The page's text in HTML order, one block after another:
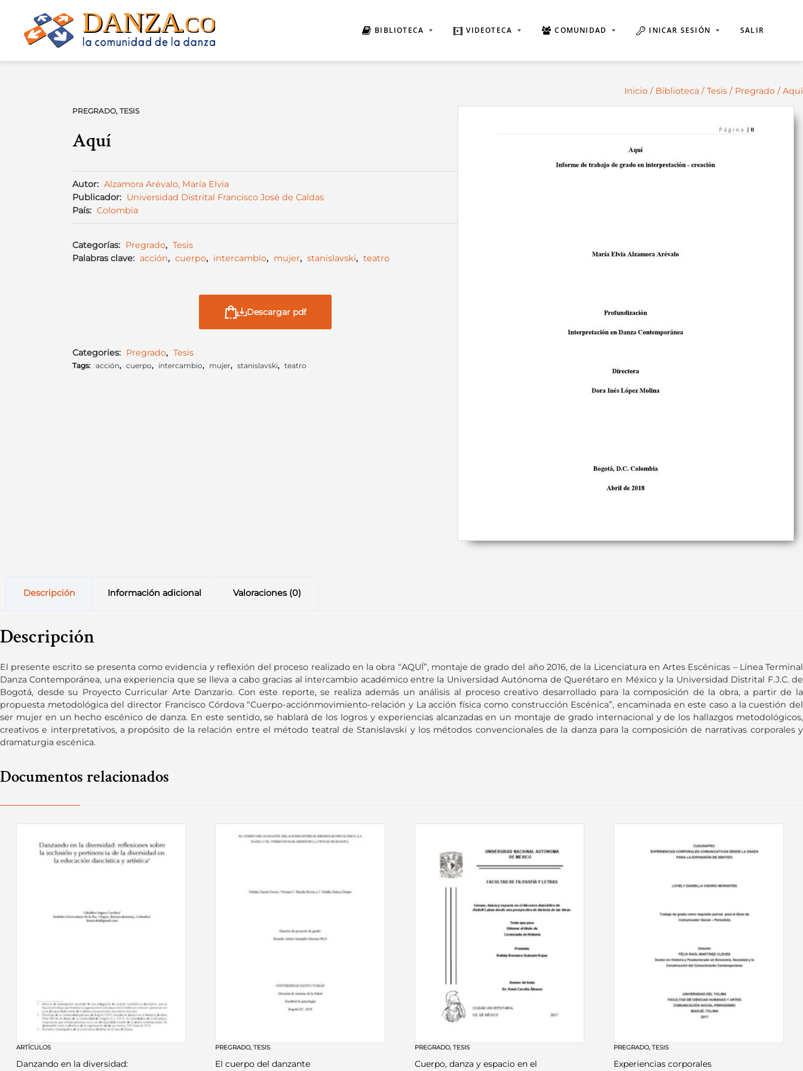
content
BIBLIOTECA VIDEOTECA COMUNIDAD INICAR SESIÓN SALIR
Inicio / Biblioteca /Tesis / Pregrado / Aquí
PREGRADO, TESIS
Aquí
Autor: Alzamora Arévalo, María Elvia
Publicador: Universidad Distrital Francisco José de Caldas
País: Colombia
Categorías: Pregrado, Tesis
Palabras clave: acción, cuerpo, intercambio, mujer, stanislavski, teatro
Descargar pdf
Categories: Pregrado, Tesis
Tags: acción, cuerpo, intercambio, mujer, stanislavski, teatro
Descripción Información adicional Valoraciones (0)
Descripción
El presente escrito se presenta como evidencia y reflexión del proceso realizado en la obra “AQUÍ”, montaje de grado del año 2016, de la Licenciatura en Artes Escénicas – Línea Terminal
Danza Contemporánea, una experiencia que se lleva a cabo gracias al intercambio académico entre la Universidad Autónoma de Querétaro en México y la Universidad Distrital F.J.C. de
Bogotá, desde su Proyecto Curricular Arte Danzario. Con este reporte, se realiza además un análisis al proceso creativo desarrollado para la composición de la obra, a partir de la
propuesta metodológica del director Francisco Córdova “Cuerpo-acciónmovimiento-relación y La acción física como construcción Escénica”, encaminada en este caso a la cuestión del
ser mujer en un hecho escénico de danza. En este sentido, se hablará de los logros y experiencias alcanzadas en un montaje de grado internacional y de los hallazgos metodológicos,
creativos e interpretativos, a propósito de la relación entre el método teatral de Stanislavski y los métodos convencionales de la danza para la composición de narrativas corporales y
dramaturgia escénica.
Documentos relacionados
ARTÍCULOS
Danzando en la diversidad:
PREGRADO,TESIS
El cuerpo del danzante
PREGRADO, TESIS
Cuerpo, danza y espacio en el
PREGRADO,TESIS
Experiencias corporales